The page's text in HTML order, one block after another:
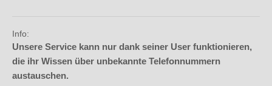
Info:
Unsere Service kann nur dank seiner User funktionieren,
die ihr Wissen über unbekannte Telefonnummern
austauschen.